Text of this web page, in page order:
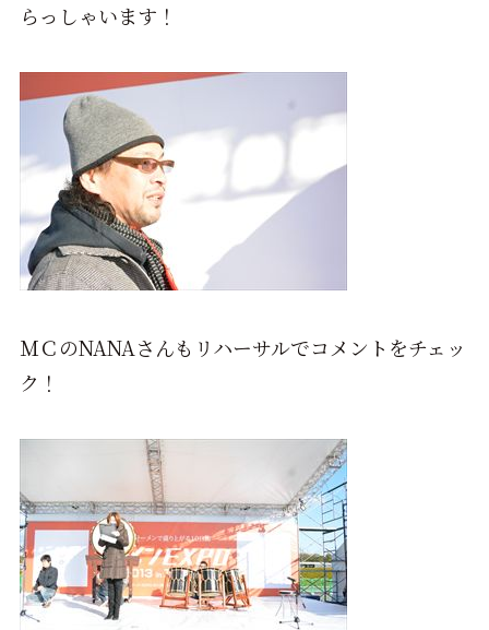
らっしゃいます！
ＭＣのNANAさんもリハーサルでコメントをチェッ
ク！